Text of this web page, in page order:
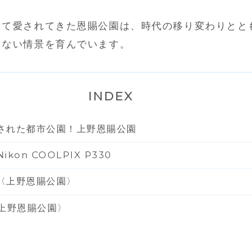
愛されてきた恩賜公園は、時代の移り変わりと
い情景を育んでいます。
INDEX
れた都市公園！上野恩賜公園
COOLPIX P330
野恩賜公園〉
恩賜公園〉